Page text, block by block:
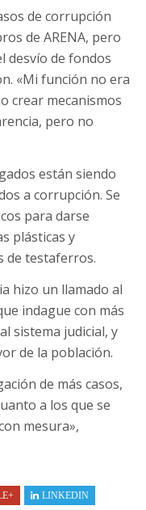
de corrupción
de ARENA, pero
desvío de fondos
«Mi función no era
crear mecanismos
pero no
están siendo
a corrupción. Se
para darse
plásticas y
de testaferros.
hizo un llamado al
indague con más
sistema judicial, y
de la población.
de más casos,
a los que se
mesura»,
LINKEDIN